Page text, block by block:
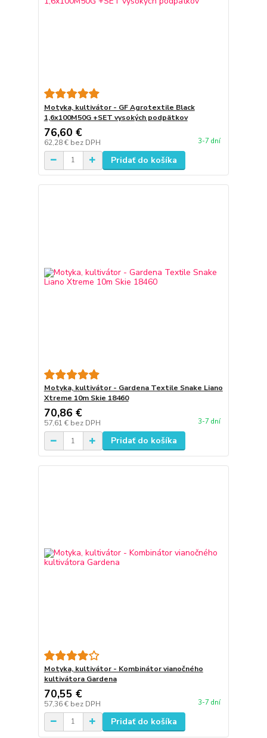
Motyka, kultivátor - GF Agrotextile Black
1,6x100M50G +SET vysokých podpätkov
76,60 €
62,28 € bez DPH 3-7 dní
Pridať do košíka
Motyka, kultivátor - Gardena Textile Snake Liano
Xtreme 10m Skie 18460
70,86 €
57,61 € bez DPH 3-7 dní
Pridať do košíka
Motyka, kultivátor - Kombinátor vianočného
kultivátora Gardena
70,55 €
57,36 € bez DPH 3-7 dní
Pridať do košíka